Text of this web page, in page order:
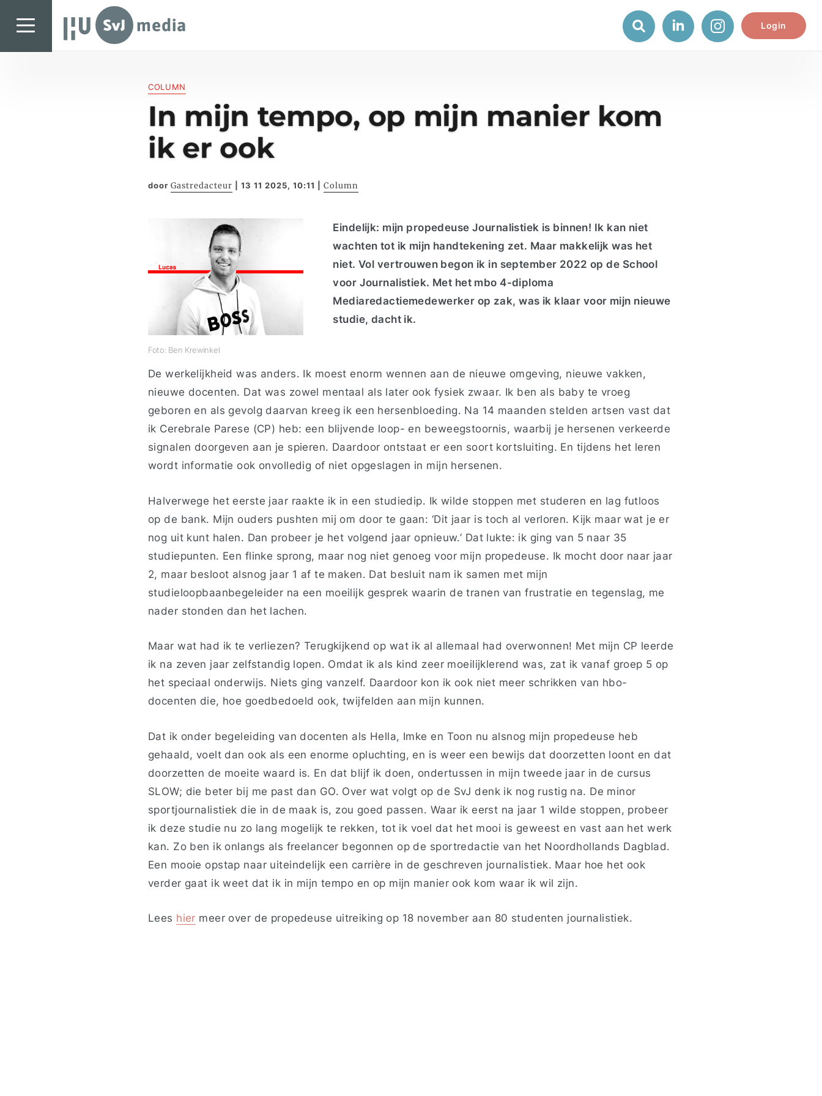
SvJ media Login
COLUMN
In mijn tempo, op mijn manier kom
ik er ook
door Gastredacteur 13 11 2025, 10:11 Column
Eindelijk: mijn propedeuse Journalistiek is binnen! Ik kan niet
wachten tot ik mijn handtekening zet. Maar makkelijk was het
niet. Vol vertrouwen begon ik in september 2022 op de School
voor Journalistiek. Met het mbo 4-diploma
Mediaredactiemedewerker op zak, was ik klaar voor mijn nieuwe
studie, dacht ik.
Foto: Ben Krewinkel
De werkelijkheid was anders. Ik moest enorm wennen aan de nieuwe omgeving, nieuwe vakken,
nieuwe docenten. Dat was zowel mentaal als later ook fysiek zwaar. Ik ben als baby te vroeg
geboren en als gevolg daarvan kreeg ik een hersenbloeding. Na 14 maanden stelden artsen vast dat
ik Cerebrale Parese (CP) heb: een blijvende loop- en beweegstoornis, waarbij je hersenen verkeerde
signalen doorgeven aan je spieren. Daardoor ontstaat er een soort kortsluiting. En tijdens het leren
wordt informatie ook onvolledig of niet opgeslagen in mijn hersenen.
Halverwege het eerste jaar raakte ik in een studiedip. Ik wilde stoppen met studeren en lag futloos
op de bank. Mijn ouders pushten mij om door te gaan: ‘Dit jaar is toch al verloren. Kijk maar wat je er
nog uit kunt halen. Dan probeer je het volgend jaar opnieuw.’ Dat lukte: ik ging van 5 naar 35
studiepunten. Een flinke sprong, maar nog niet genoeg voor mijn propedeuse. Ik mocht door naar jaar
2, maar besloot alsnog jaar 1 af te maken. Dat besluit nam ik samen met mijn
studieloopbaanbegeleider na een moeilijk gesprek waarin de tranen van frustratie en tegenslag, me
nader stonden dan het lachen.
Maar wat had ik te verliezen? Terugkijkend op wat ik al allemaal had overwonnen! Met mijn CP leerde
ik na zeven jaar zelfstandig lopen. Omdat ik als kind zeer moeilijklerend was, zat ik vanaf groep 5 op
het speciaal onderwijs. Niets ging vanzelf. Daardoor kon ik ook niet meer schrikken van hbo-
docenten die, hoe goedbedoeld ook, twijfelden aan mijn kunnen.
Dat ik onder begeleiding van docenten als Hella, Imke en Toon nu alsnog mijn propedeuse heb
gehaald, voelt dan ook als een enorme opluchting, en is weer een bewijs dat doorzetten loont en dat
doorzetten de moeite waard is. En dat blijf ik doen, ondertussen in mijn tweede jaar in de cursus
SLOW; die beter bij me past dan GO. Over wat volgt op de SvJ denk ik nog rustig na. De minor
sportjournalistiek die in de maak is, zou goed passen. Waar ik eerst na jaar 1 wilde stoppen, probeer
ik deze studie nu zo lang mogelijk te rekken, tot ik voel dat het mooi is geweest en vast aan het werk
kan. Zo ben ik onlangs als freelancer begonnen op de sportredactie van het Noordhollands Dagblad.
Een mooie opstap naar uiteindelijk een carrière in de geschreven journalistiek. Maar hoe het ook
verder gaat ik weet dat ik in mijn tempo en op mijn manier ook kom waar ik wil zijn.
Lees hier meer over de propedeuse uitreiking op 18 november aan 80 studenten journalistiek.
Specials & International
Freelancebureau
Introductiefestival
Agenda & Vacatures